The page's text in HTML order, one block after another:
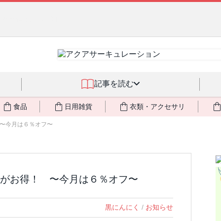
記事を読む
食品 日用雑貨 衣類・アクセサリ
今月は６％オフ〜
お得！ 〜今月は６％オフ〜
黒にんにく / お知らせ